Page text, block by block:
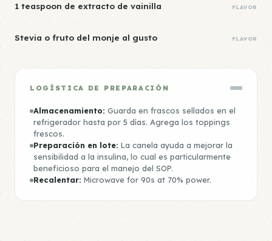
1 teaspoon de extracto de vainilla FLAVOR
Stevia o fruto del monje al gusto FLAVOR
LOGÍSTICA DE PREPARACIÓN
Almacenamiento: Guarda en frascos sellados en el
refrigerador hasta por 5 días. Agrega los toppings
frescos.
Preparación en lote: La canela ayuda a mejorar la
sensibilidad a la insulina, lo cual es particularmente
beneficioso para el manejo del SOP.
Recalentar: Microwave for 90s at 70% power.